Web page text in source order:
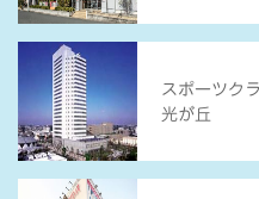
スポーツク
光が丘